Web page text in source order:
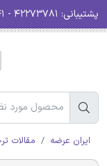
پشتیبانی:
ایران عرضه مقالات